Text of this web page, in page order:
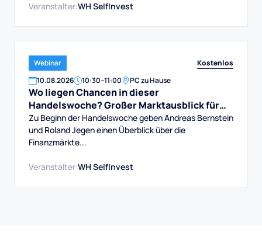
Veranstalter:WH SelfInvest
Webinar
Kostenlos
10.08.2026 10:30–11:00 PC zu Hause
Wo liegen Chancen in dieser
Handelswoche? Großer Marktausblick für
DAX, Dow, Gold und Aktien
Zu Beginn der Handelswoche geben Andreas Bernstein
und Roland Jegen einen Überblick über die
Finanzmärkte...
Veranstalter:WH SelfInvest